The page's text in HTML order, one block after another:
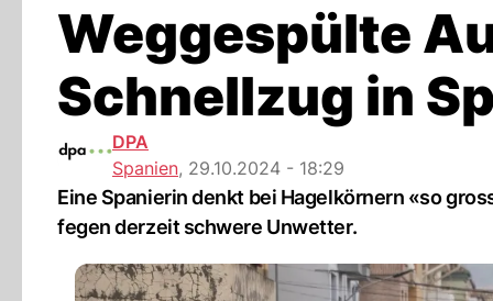
Weggespülte
Schnellzug in
DPA
Spanien, 29.10.2024 - 18:29
Eine Spanierin denkt bei Hagelkörnern «so
fegen derzeit schwere Unwetter.